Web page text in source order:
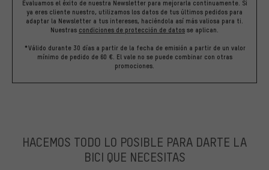
Evaluamos el éxito de nuestra Newsletter para mejorarla continuamente. Si
ya eres cliente nuestro, utilizamos los datos de tus últimos pedidos para
adaptar la Newsletter a tus intereses, haciéndola así más valiosa para ti.
Nuestras condiciones de protección de datos se aplican.
*Válido durante 30 días a partir de la fecha de emisión a partir de un valor
mínimo de pedido de 60 €. El vale no se puede combinar con otras
promociones.
HACEMOS TODO LO POSIBLE PARA DARTE LA
BICI QUE NECESITAS